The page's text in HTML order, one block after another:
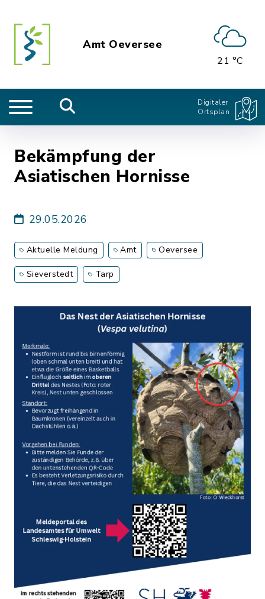
Amt Oeversee
21 °C
Digitaler
Ortsplan
Bekämpfung der
Asiatischen Hornisse
29.05.2026
Aktuelle Meldung Amt Oeversee
Sieverstedt Tarp